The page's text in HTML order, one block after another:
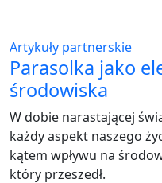
Artykuły partnerskie
Parasolka jako
środowiska
W dobie narastającej
każdy aspekt naszego
kątem wpływu na
który przeszedł.